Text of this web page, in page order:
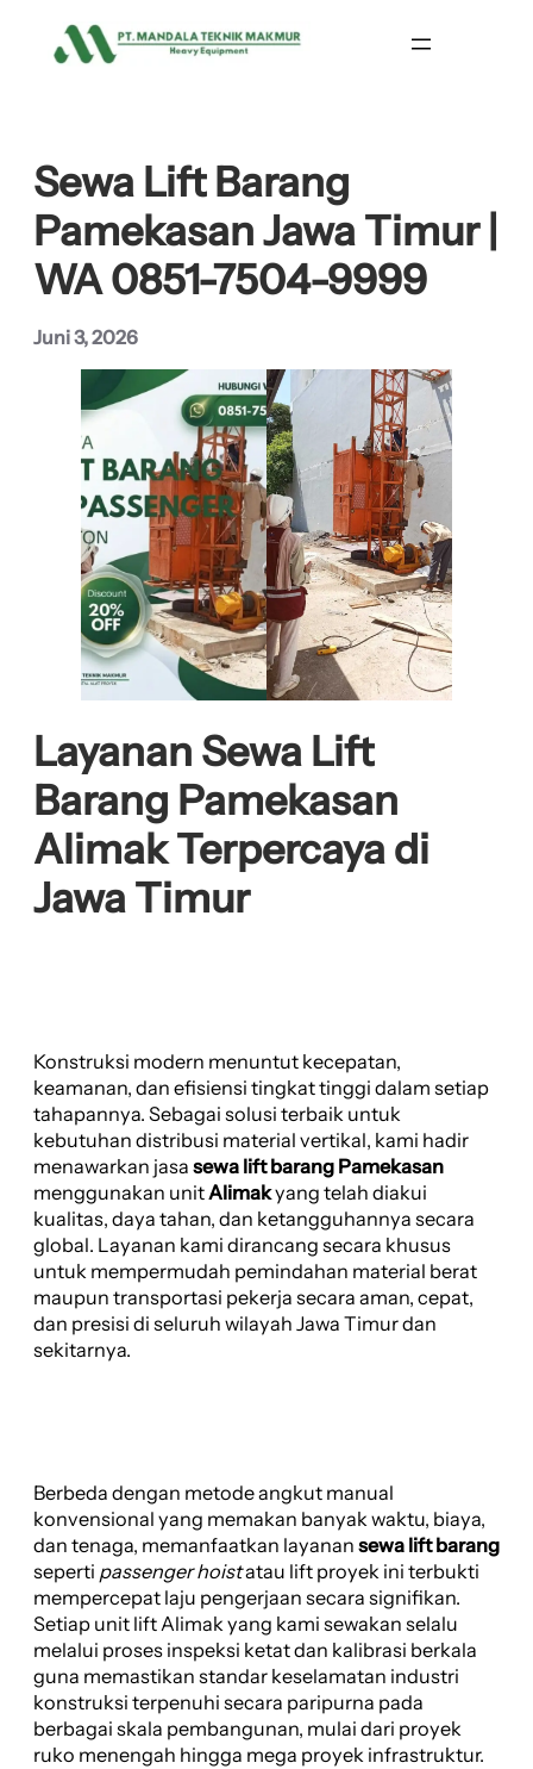
Sewa Lift Barang
Pamekasan Jawa Timur |
WA 0851-7504-9999
Juni 3, 2026
Layanan Sewa Lift
Barang Pamekasan
Alimak Terpercaya di
Jawa Timur
Konstruksi modern menuntut kecepatan,
keamanan, dan efisiensi tingkat tinggi dalam setiap
tahapannya. Sebagai solusi terbaik untuk
kebutuhan distribusi material vertikal, kami hadir
menawarkan jasa sewa lift barang Pamekasan
menggunakan unit Alimakyang telah diakui
kualitas, daya tahan, dan ketangguhannya secara
global. Layanan kami dirancang secara khusus
untuk mempermudah pemindahan material berat
maupun transportasi pekerja secara aman, cepat,
dan presisi di seluruh wilayah Jawa Timur dan
sekitarnya.
Berbeda dengan metode angkut manual
konvensional yang memakan banyak waktu, biaya,
dan tenaga, memanfaatkan layanan sewa lift barang
seperti passenger hoistatau lift proyek ini terbukti
mempercepat laju pengerjaan secara signifikan.
Setiap unit lift Alimak yang kami sewakan selalu
melalui proses inspeksi ketat dan kalibrasi berkala
guna memastikan standar keselamatan industri
konstruksi terpenuhi secara paripurna pada
berbagai skala pembangunan, mulai dari proyek
ruko menengah hingga mega proyek infrastruktur.